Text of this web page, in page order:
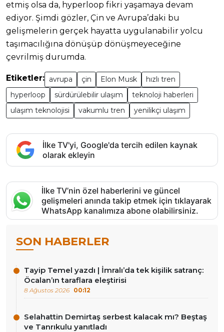
etmiş olsa da, hyperloop fikri yaşamaya devam
ediyor. Şimdi gözler, Çin ve Avrupa’daki bu
gelişmelerin gerçek hayatta uygulanabilir yolcu
taşımacılığına dönüşüp dönüşmeyeceğine
çevrilmiş durumda.
Etiketler: avrupa çin Elon Musk
hızlı tren
hyperloop
sürdürülebilir ulaşım
teknoloji haberleri
ulaşım teknolojisi
vakumlu tren yenilikçi ulaşım
İlke TV'yi, Google'da tercih edilen kaynak
olarak ekleyin
İlke TV’nin özel haberlerini ve güncel
gelişmeleri anında takip etmek için tıklayarak
WhatsApp kanalımıza abone olabilirsiniz.
SON HABERLER
Tayip Temel yazdı | İmralı’da tek kişilik satranç:
Öcalan’ın taraflara eleştirisi
8 Ağustos 2026 00:12
Selahattin Demirtaş serbest kalacak mı? Beştaş
ve Tanrıkulu yanıtladı